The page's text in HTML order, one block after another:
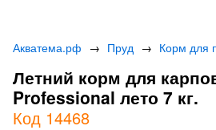
Акватема.рф → Пруд → Корм для
Летний корм для
Professional лето 7 кг.
Код 14468